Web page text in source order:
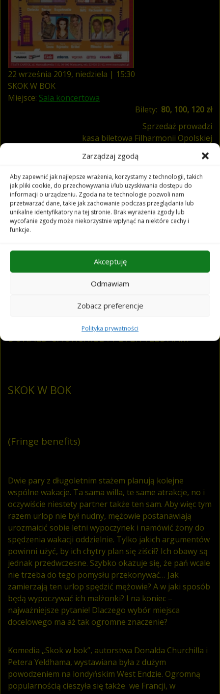
Zarządzaj zgodą
Aby zapewnić jak najlepsze wrażenia, korzystamy z technologii, takich
jak pliki cookie, do przechowywania i/lub uzyskiwania dostępu do
informacji o urządzeniu. Zgoda na te technologie pozwoli nam
przetwarzać dane, takie jak zachowanie podczas przeglądania lub
unikalne identyfikatory na tej stronie. Brak wyrażenia zgody lub
wycofanie zgody może niekorzystnie wpłynąć na niektóre cechy i
funkcje.
Akceptuję
Odmawiam
Zobacz preferencje
Polityka prywatności
22 września 2019, niedziela | 15:30
SKOK W BOK
Miejsce: Sala koncertowa
Bilety: 80, 100, 120 zł
Sprzedaż prowadzi
kasa biletowa Filharmonii Opolskiej
DONALD CHURCHILL I PETER YELDHAM
SKOK W BOK
(Fringe benefits)
Dwie pary z długoletnim stażem planują kolejne
wspólne wakacje. Ta sama willa, te same atrakcje, no i
oczywiście niestety partner także ten sam. Aby więc tym
razem urlop nie był nudny, mężowie postanawiają
urozmaicić sobie letni wypoczynek i namówić żony do
spędzenia wakacji oddzielnie. Tylko jakich argumentów
powinni użyć, by ich chytry plan się ziścił? Ich obawy są
jednak przedwczesne. Szybko okazuje się, że pań wcale
nie trzeba do tego pomysłu przekonywać… Jak
zamierzają ten urlop spędzić mężowie? A w jaki sposób
będą wypoczywać ich małżonki? I na koniec –
najważniejsze pytanie! Dlaczego wybór miejsca
docelowego ma aż tak ogromne znaczenie?
Komedia „Skok w bok”, autorstwa Donalda Churchilla i
Petera Yeldhama, wystawiana była z dużym
powodzeniem na londyńskim West Endzie. Ogromną
popularnością cieszyła się także we Francji, w